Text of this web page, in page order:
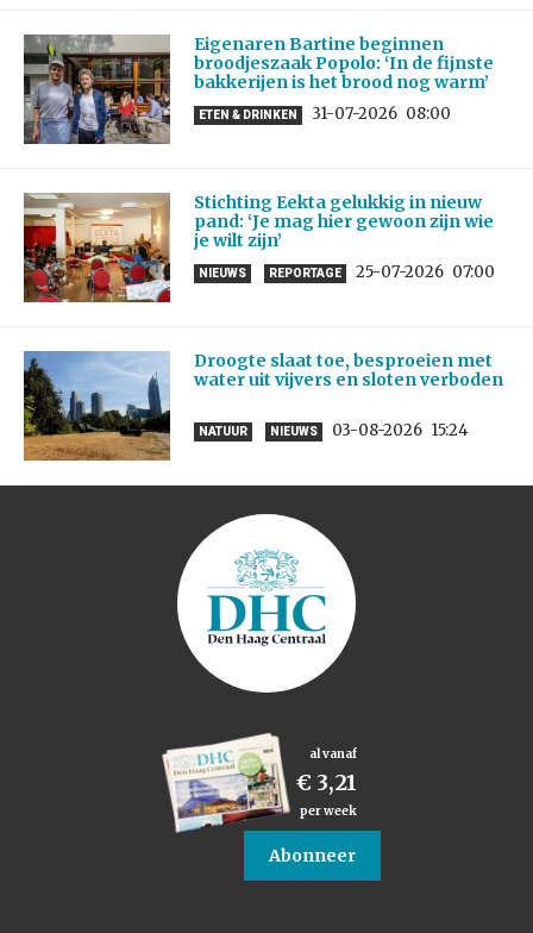
Eigenaren Bartine beginnen
broodjeszaak Popolo: ‘In de fijnste
bakkerijen is het brood nog warm’
ETEN & DRINKEN 31-07-2026 08:00
Stichting Eekta gelukkig in nieuw
pand: ‘Je mag hier gewoon zijn wie
je wilt zijn’
NIEUWS REPORTAGE 25-07-2026 07:00
Droogte slaat toe, besproeien met
water uit vijvers en sloten verboden
NATUUR NIEUWS 03-08-2026 15:24
al vanaf
€ 3,21
per week
Abonneer